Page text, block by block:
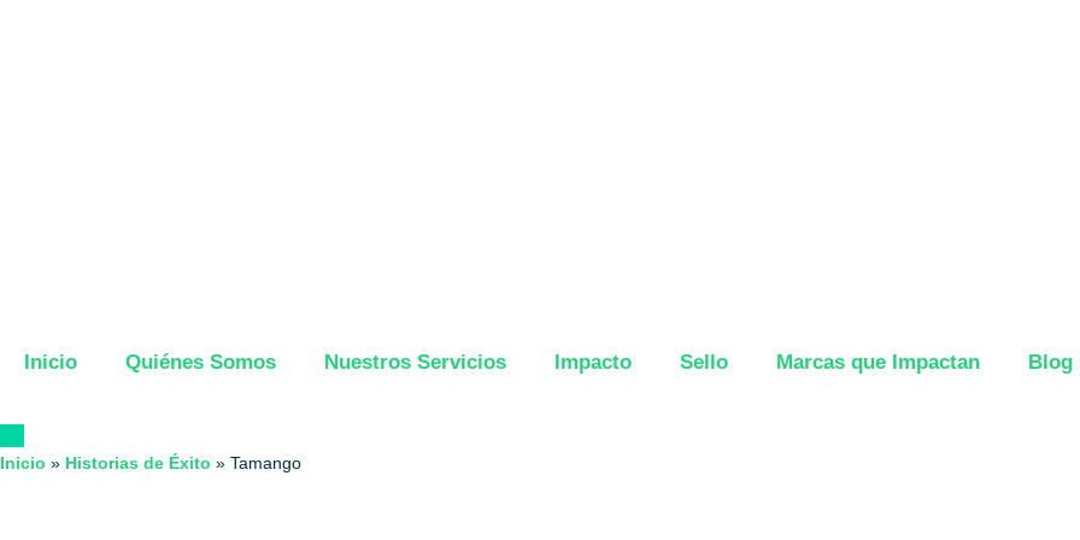
Inicio Quiénes Somos Nuestros Servicios Impacto Sello Marcas que Impactan Blog
Inicio » Historias de Éxito » Tamango